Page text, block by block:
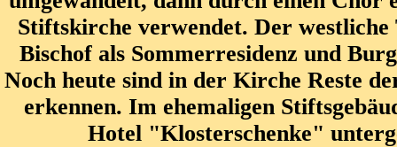
Stiftskirche verwendet. Der
Bischof als Sommerresidenz und
Noch heute sind in der Kirche Reste
erkennen. Im ehemaligen
Hotel "Klosterschenke"